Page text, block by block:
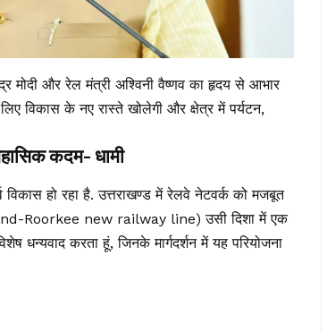
मोदी और रेल मंत्री अश्विनी वैष्णव का हृदय से आभार
विकास के नए रास्ते खोलेगी और क्षेत्र में पर्यटन,
कदम- धामी
हो रहा है. उत्तराखण्ड में रेलवे नेटवर्क को मजबूत
Roorkee new railway line) उसी दिशा में एक
धन्यवाद करता हूं, जिनके मार्गदर्शन में यह परियोजना